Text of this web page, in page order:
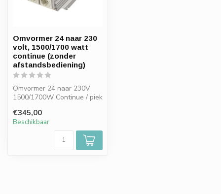
Omvormer 24 naar 230
volt, 1500/1700 watt
continue (zonder
afstandsbediening)
Omvormer 24 naar 230V
1500/1700W Continue / piek
€345,00
Beschikbaar